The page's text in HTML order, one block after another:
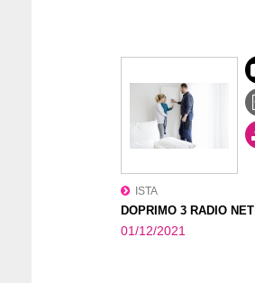
ISTA
DOPRIMO 3 RADIO NET
01/12/2021